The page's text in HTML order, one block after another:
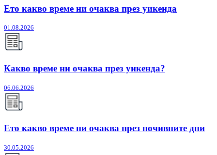
Ето какво време ни очаква през уикенда
01.08.2026
Какво време ни очаква през уикенда?
06.06.2026
Ето какво време ни очаква през почивните дни
30.05.2026